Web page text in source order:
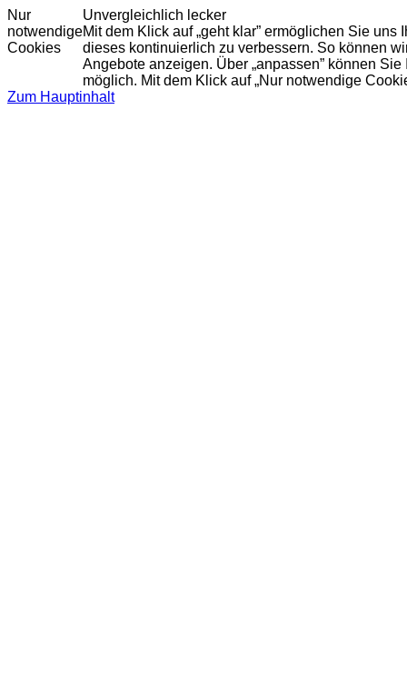
Nur
notwendige
Cookies
Unvergleichlich lecker
Mit dem Klick auf „geht klar” ermöglichen Sie
dieses kontinuierlich zu verbessern. So können
Angebote anzeigen. Über „anpassen” können
möglich. Mit dem Klick auf „Nur notwendige
Zum Hauptinhalt